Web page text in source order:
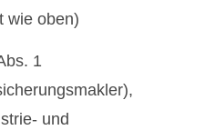
wie oben)
1
und